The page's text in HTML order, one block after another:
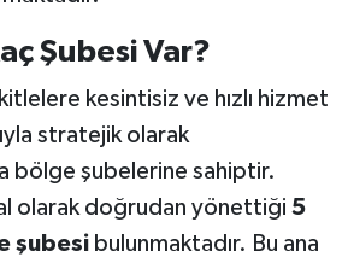
Şubesi Var?
kesintisiz ve hızlı hizmet
stratejik olarak
bölge şubelerine sahiptir.
olarak doğrudan yönettiği 5
şubesibulunmaktadır. Bu ana